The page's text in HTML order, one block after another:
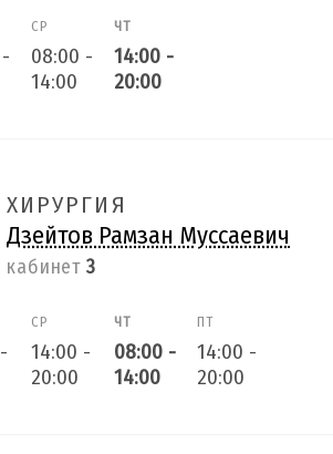
-
СР
08:00 -
14:00
ЧТ
14:00 -
20:00
ХИРУРГИЯ
Дзейтов Рамзан Муссаевич
кабинет 3
-
СР
14:00 -
20:00
ЧТ
08:00 -
14:00
ПТ
14:00 -
20:00